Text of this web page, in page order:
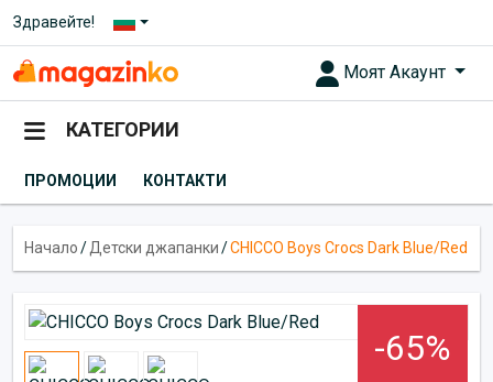
Здравейте!
Моят Акаунт
КАТЕГОРИИ
ПРОМОЦИИ КОНТАКТИ
Начало/Детски джапанки/CHICCO Boys Crocs Dark Blue/Red
-65%